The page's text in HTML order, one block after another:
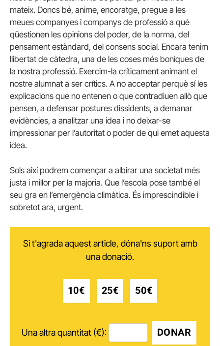
mateix. Doncs bé, anime, encoratge, pregue a les
meues companyes i companys de professió a què
qüestionen les opinions del poder, de la norma, del
pensament estàndard, del consens social. Encara tenim
llibertat de càtedra, una de les coses més boniques de
la nostra professió. Exercim-la críticament animant el
nostre alumnat a ser crítics. A no acceptar perquè sí les
explicacions que no entenen o que contradiuen allò que
pensen, a defensar postures dissidents, a demanar
evidències, a analitzar una idea i no deixar-se
impressionar per l’autoritat o poder de qui emet aquesta
idea.
Sols així podrem començar a albirar una societat més
justa i millor per la majoria. Que l’escola pose també el
seu gra en l’emergència climàtica. És imprescindible i
sobretot ara, urgent.
Si t'agrada aquest article, dóna'ns suport amb
una donació.
10€ 25€ 50€
Una altra quantitat (€): DONAR